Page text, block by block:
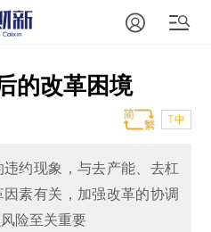
的改革困境
T中
约现象，与去产能、去杠
素有关，加强改革的协调
险至关重要